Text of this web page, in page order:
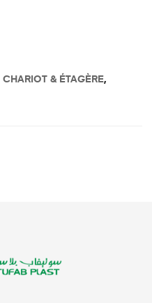
CHARIOT & ÉTAGÈRE,